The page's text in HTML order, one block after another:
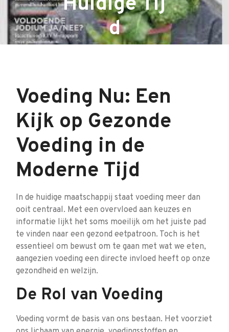
d
Voeding Nu: Een
Kijk op Gezonde
Voeding in de
Moderne Tijd
In de huidige maatschappij staat voeding meer dan
ooit centraal. Met een overvloed aan keuzes en
informatie lijkt het soms moeilijk om het juiste pad
te vinden naar een gezond eetpatroon. Toch is het
essentieel om bewust om te gaan met wat we eten,
aangezien voeding een directe invloed heeft op onze
gezondheid en welzijn.
De Rol van Voeding
Voeding vormt de basis van ons bestaan. Het voorziet